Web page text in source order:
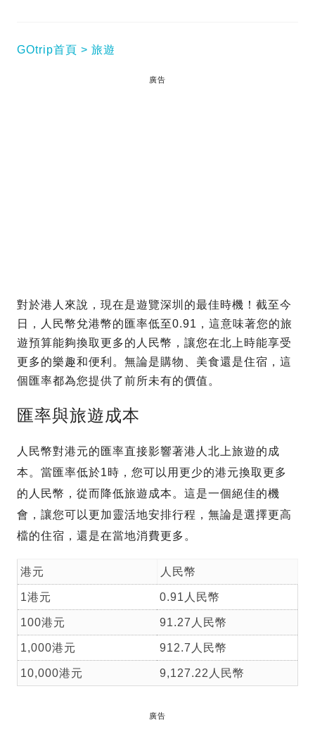
GOtrip首頁 旅遊
廣告
對於港人來說，現在是遊覽深圳的最佳時機！截至今
日，人民幣兌港幣的匯率低至0.91，這意味著您的旅
遊預算能夠換取更多的人民幣，讓您在北上時能享受
更多的樂趣和便利。無論是購物、美食還是住宿，這
個匯率都為您提供了前所未有的價值。
匯率與旅遊成本
人民幣對港元的匯率直接影響著港人北上旅遊的成
本。當匯率低於1時，您可以用更少的港元換取更多
的人民幣，從而降低旅遊成本。這是一個絕佳的機
會，讓您可以更加靈活地安排行程，無論是選擇更高
檔的住宿，還是在當地消費更多。
港元 人民幣
1港元 0.91人民幣
100港元 91.27人民幣
1,000港元 912.7人民幣
10,000港元 9,127.22人民幣
廣告